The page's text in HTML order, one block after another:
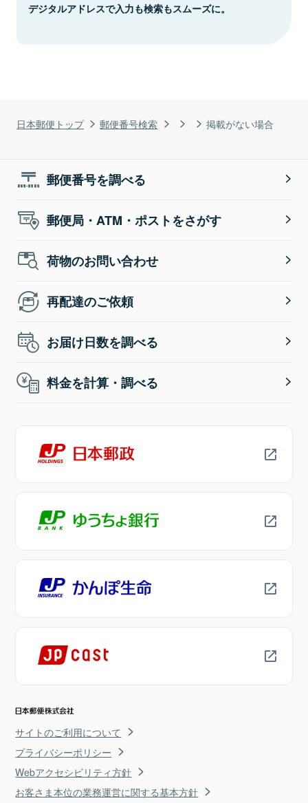
日本郵便トップ 郵便番号検索 掲載がない場合
デジタルアドレスで入力も検索もスムーズに。
郵便番号を調べる
郵便局・ATM・ポストをさがす
荷物のお問い合わせ
再配達のご依頼
お届け日数を調べる
料金を計算・調べる
サイトのご利用について
プライバシーポリシー
Webアクセシビリティ方針
お客さま本位の業務運営に関する基本方針